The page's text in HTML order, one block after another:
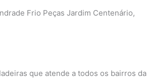
Frio Peças Jardim Centenário,
que atende a todos os bairros da